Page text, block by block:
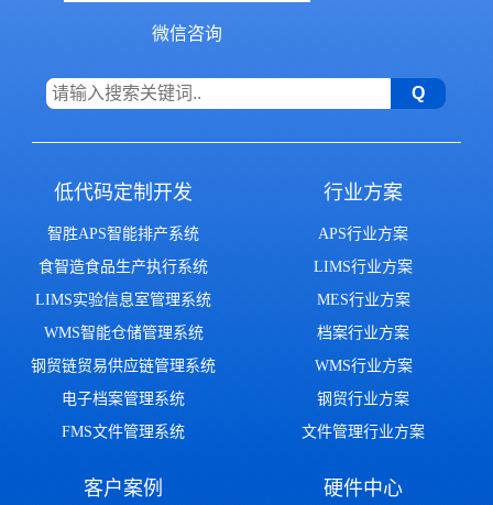
微信咨询
低代码定制开发
智胜APS智能排产系统
食智造食品生产执行系统
LIMS实验信息室管理系统
WMS智能仓储管理系统
钢贸链贸易供应链管理系统
电子档案管理系统
FMS文件管理系统
行业方案
APS行业方案
LIMS行业方案
MES行业方案
档案行业方案
WMS行业方案
钢贸行业方案
文件管理行业方案
客户案例 硬件中心